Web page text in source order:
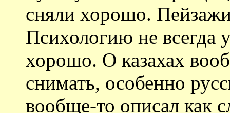
сняли хорошо.
Психологию не всегда
хорошо. О казахах
снимать, особенно
вообще-то описал как